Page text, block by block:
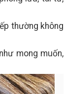
thường không
mong muốn,